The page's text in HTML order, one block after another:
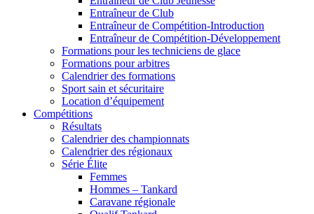
Entraîneur de Club
Entraîneur de Compétition-Introduction
Entraîneur de Compétition-Développement
Formations pour les techniciens de glace
Formations pour arbitres
Calendrier des formations
Sport sain et sécuritaire
Location d’équipement
Compétitions
Résultats
Calendrier des championnats
Calendrier des régionaux
Série Élite
Femmes
Hommes – Tankard
Caravane régionale